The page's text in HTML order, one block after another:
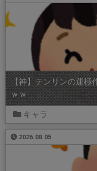
【神】テンリンの運極
ｗｗ
キャラ
2026.08.05